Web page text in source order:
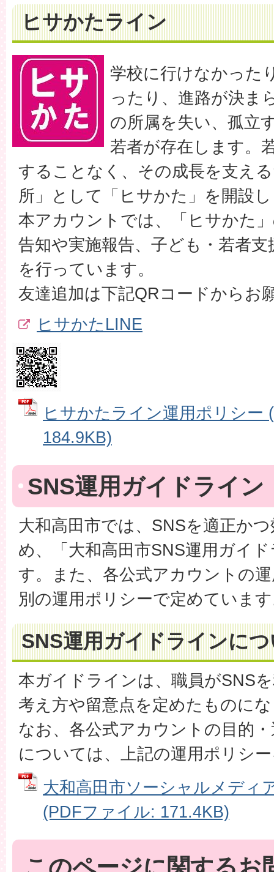
ヒサかたライン
学校に行けなかった
ったり、進路が決ま
の所属を失い、孤立
若者が存在します。
することなく、その成長を支え
所」として「ヒサかた」を開設
本アカウントでは、「ヒサかた
告知や実施報告、子ども・若者
を行っています。
友達追加は下記QRコードからお
ヒサかたLINE
ヒサかたライン運用ポリシー
184.9KB)
SNS運用ガイドライン
大和高田市では、SNSを適正か
め、「大和高田市SNS運用ガイ
す。また、各公式アカウントの
別の運用ポリシーで定めていま
SNS運用ガイドラインに
本ガイドラインは、職員がSNS
考え方や留意点を定めたものに
なお、各公式アカウントの目的
については、上記の運用ポリシ
大和高田市ソーシャルメディ
(PDFファイル: 171.4KB)